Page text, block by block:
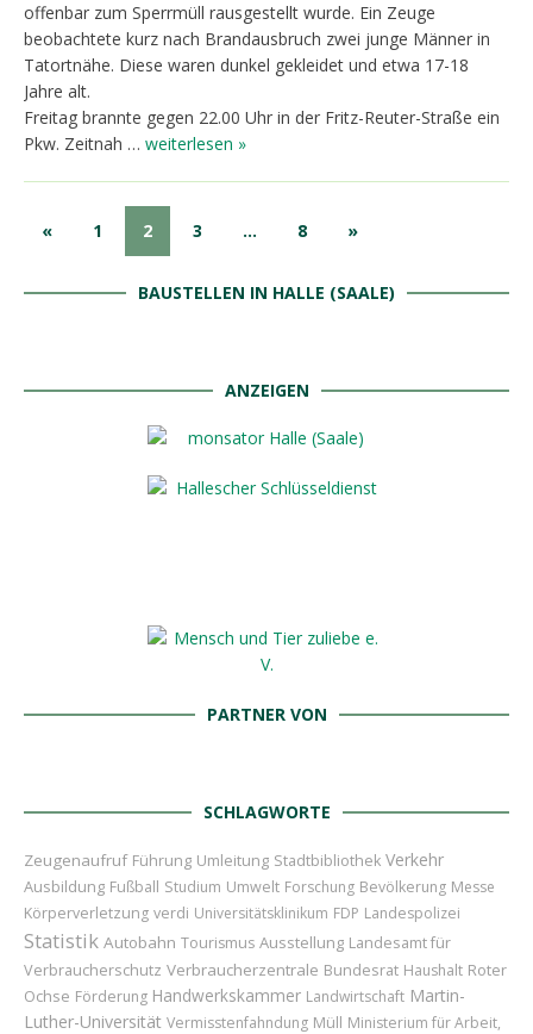
offenbar zum Sperrmüll rausgestellt wurde. Ein Zeuge
beobachtete kurz nach Brandausbruch zwei junge Männer in
Tatortnähe. Diese waren dunkel gekleidet und etwa 17-18
Jahre alt.
Freitag brannte gegen 22.00 Uhr in der Fritz-Reuter-Straße ein
Pkw. Zeitnah … weiterlesen »
« 1 2 3 … 8 »
BAUSTELLEN IN HALLE (SAALE)
ANZEIGEN
PARTNER VON
SCHLAGWORTE
Zeugenaufruf Führung Umleitung Stadtbibliothek Verkehr
Ausbildung Fußball Studium Umwelt Forschung Bevölkerung Messe
Körperverletzung verdi Universitätsklinikum FDP Landespolizei
Statistik Autobahn Tourismus Ausstellung Landesamt für
Verbraucherschutz Verbraucherzentrale Bundesrat Haushalt Roter
Ochse Förderung Handwerkskammer Landwirtschaft Martin-
Luther-Universität Vermisstenfahndung Müll Ministerium für Arbeit,